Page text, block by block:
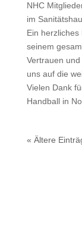
NHC
im
Ein
seinem
Vertrauen
uns auf die
Vielen Dank
Handball in
« Ältere